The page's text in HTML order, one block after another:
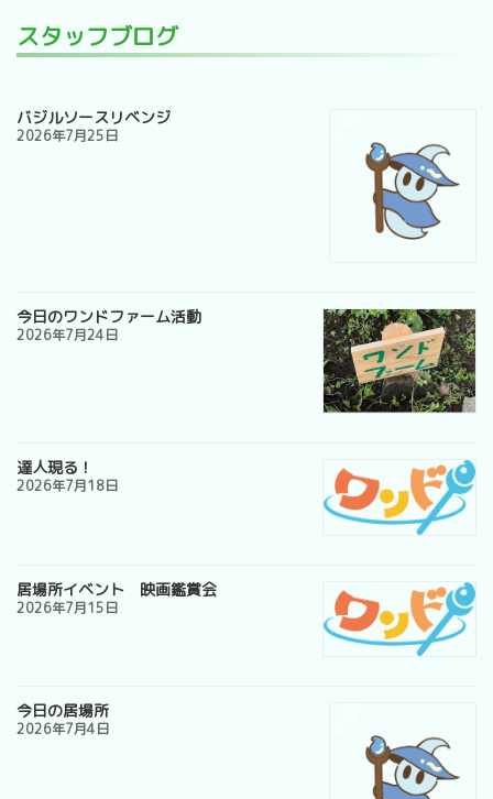
スタッフブログ
バジルソースリベンジ
2026年7月25日
今日のワンドファーム活動
2026年7月24日
達人現る！
2026年7月18日
居場所イベント 映画鑑賞会
2026年7月15日
今日の居場所
2026年7月4日